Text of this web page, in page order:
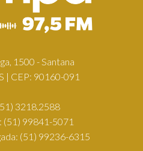
1500 - Santana
| CEP: 90160-091
3218.2588
(51) 99841-5071
(51) 99236-6315